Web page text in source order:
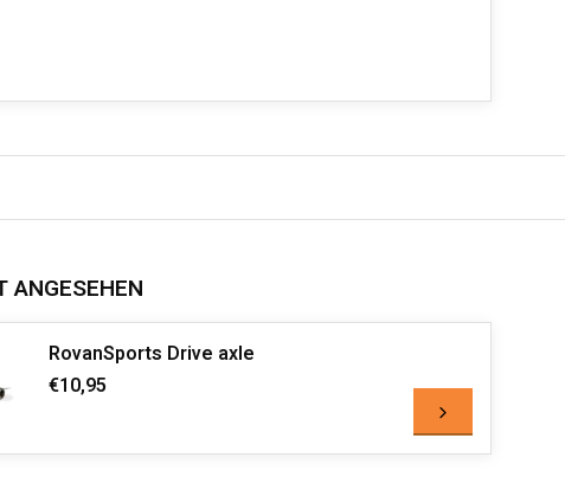
ANGESEHEN
RovanSports Drive axle
€10,95